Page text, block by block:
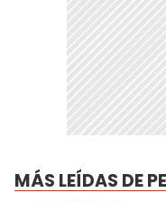
MÁS LEÍDAS DE